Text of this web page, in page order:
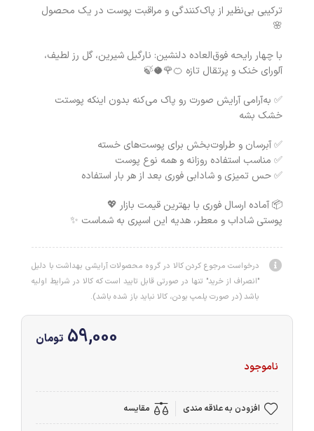
ترکیبی بی‌نظیر از پاک‌کنندگی و مراقبت پوست در یک محصول
🌸
با چهار رایحه فوق‌العاده دلنشین: نارگیل شیرین، گل رز لطیف،
آلورای خنک و پرتقال تازه 🍊🌹🥥🍃
✅ به‌آرامی آرایش صورت رو پاک می‌کنه بدون اینکه پوستت
خشک بشه
✅ آبرسان و طراوت‌بخش برای پوست‌های خسته
✅ مناسب استفاده روزانه و همه نوع پوست
✅ حس تمیزی و شادابی فوری بعد از هر بار استفاده
📦 آماده ارسال فوری با بهترین قیمت بازار 💖
پوستی شاداب و معطر، هدیه این اسپری به شماست ✨
درخواست مرجوع کردن کالا در گروه محصولات آرایشی بهداشت با دلیل
"انصراف از خرید" تنها در صورتی قابل تایید است که کالا در شرایط اولیه
باشد (در صورت پلمپ بودن، کالا نباید باز شده باشد).
59,000 تومان
ناموجود
افزودن به علاقه مندی مقایسه